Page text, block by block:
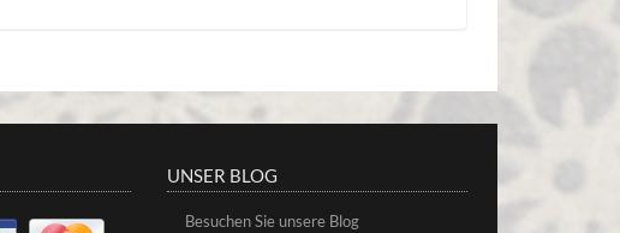
UNSER BLOG
Besuchen Sie unsere Blog